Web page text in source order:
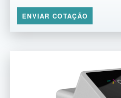
ENVIAR COTAÇÃO